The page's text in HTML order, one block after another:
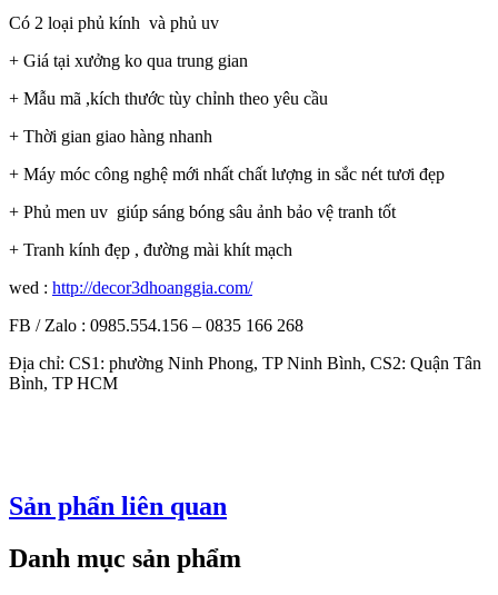
Có 2 loại phủ kính và phủ uv
+ Giá tại xưởng ko qua trung gian
+ Mẫu mã ,kích thước tùy chỉnh theo yêu cầu
+ Thời gian giao hàng nhanh
+ Máy móc công nghệ mới nhất chất lượng in sắc nét tươi đẹp
+ Phủ men uv giúp sáng bóng sâu ảnh bảo vệ tranh tốt
+ Tranh kính đẹp , đường mài khít mạch
wed : http://decor3dhoanggia.com/
FB / Zalo : 0985.554.156 – 0835 166 268
Địa chỉ: CS1: phường Ninh Phong, TP Ninh Bình, CS2: Quận Tân
Bình, TP HCM
Sản phẩn liên quan
Danh mục sản phẩm